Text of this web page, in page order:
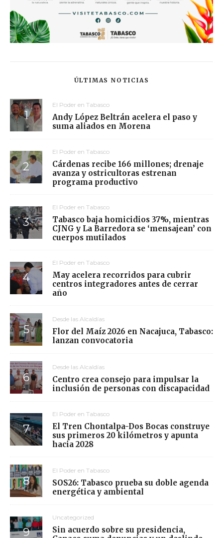
ÚLTIMAS NOTICIAS
El Poder en Tabasco
Andy López Beltrán acelera el paso y
suma aliados en Morena
El Poder en Tabasco
Cárdenas recibe 166 millones; drenaje
avanza y ostricultoras estrenan
programa productivo
El Poder en Tabasco
Tabasco baja homicidios 37%, mientras
CJNG y La Barredora se ‘mensajean’ con
cuerpos mutilados
El Poder en Tabasco
May acelera recorridos para cubrir
centros integradores antes de cerrar
año
Desde las Alcaldías
Flor del Maíz 2026 en Nacajuca, Tabasco:
lanzan convocatoria
Desde las Alcaldías
Centro crea consejo para impulsar la
inclusión de personas con discapacidad
El Poder en Tabasco
El Tren Chontalpa-Dos Bocas construye
sus primeros 20 kilómetros y apunta
hacia 2028
El Poder en Tabasco
SOS26: Tabasco prueba su doble agenda
energética y ambiental
Uncategorized
Sin acuerdo sobre su presidencia,